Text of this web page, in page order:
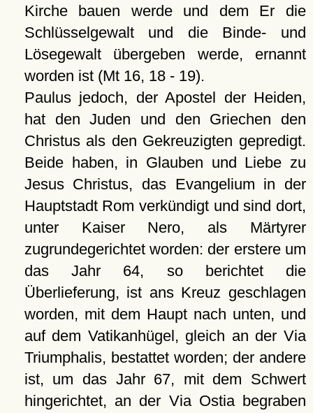
Kirche bauen werde und dem Er die
Schlüsselgewalt und die Binde- und
Lösegewalt übergeben werde, ernannt
worden ist (Mt 16, 18 - 19).
Paulus jedoch, der Apostel der Heiden,
hat den Juden und den Griechen den
Christus als den Gekreuzigten gepredigt.
Beide haben, in Glauben und Liebe zu
Jesus Christus, das Evangelium in der
Hauptstadt Rom verkündigt und sind dort,
unter Kaiser Nero, als Märtyrer
zugrundegerichtet worden: der erstere um
das Jahr 64, so berichtet die
Überlieferung, ist ans Kreuz geschlagen
worden, mit dem Haupt nach unten, und
auf dem Vatikanhügel, gleich an der Via
Triumphalis, bestattet worden; der andere
ist, um das Jahr 67, mit dem Schwert
hingerichtet, an der Via Ostia begraben